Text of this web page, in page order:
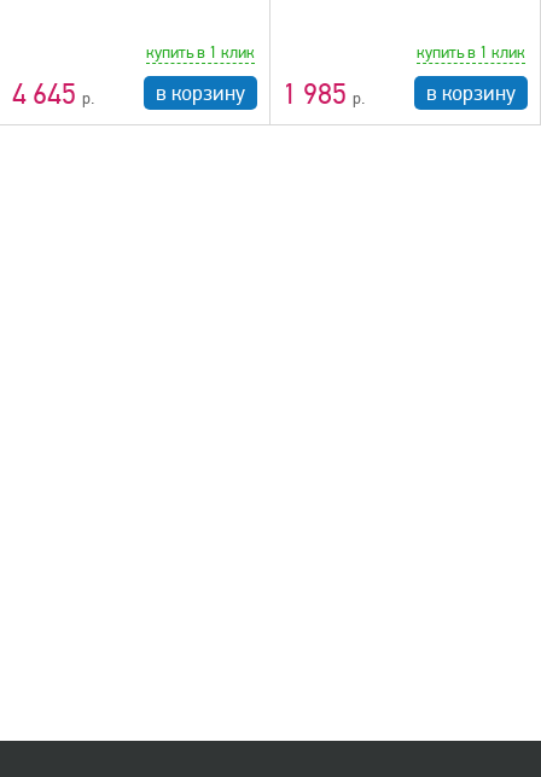
4 645
купить в 1 клик
в корзину 1 985
купить в 1 клик
в корзину